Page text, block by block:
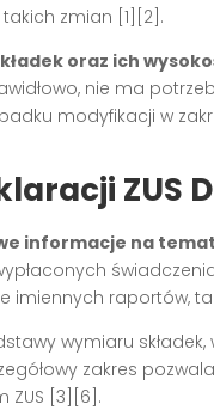
takich zmian [1][2] .
oraz ich
nie ma
modyfikacji w
ZUS
informacje na
raportów,
wymiaru składek,
zakres
ZUS [3][6] .